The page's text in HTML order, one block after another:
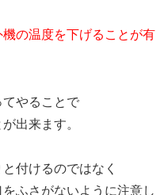
機の温度を下げることが有
やることで
出来ます。
付けるのではなく
ふさがないように注意し